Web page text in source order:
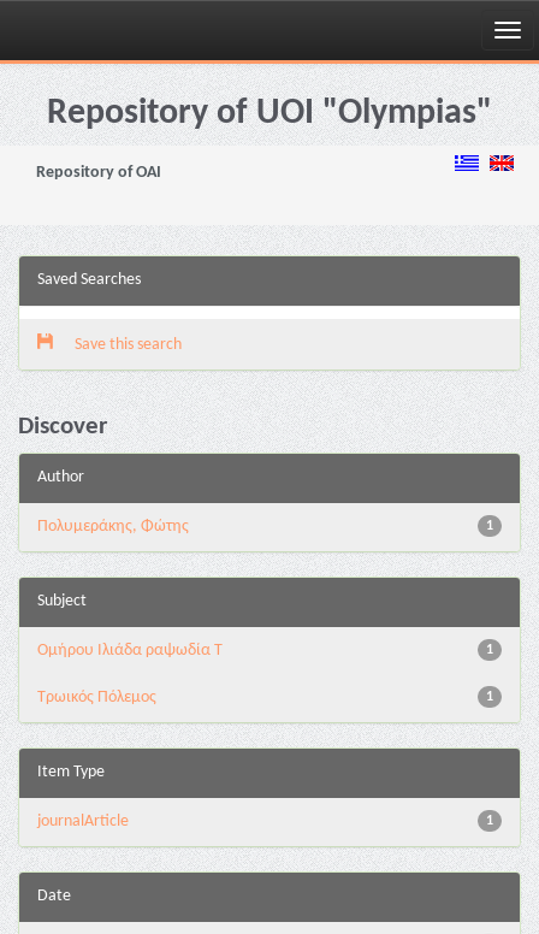
Skip
navigationRepository of UOI "Olympias"
Repository of OAI
Saved Searches
Save this search
Discover
Author
1
Πολυμεράκης, Φώτης
Subject
1
Ομήρου Ιλιάδα ραψωδία Τ
1
Τρωικός Πόλεμος
Item Type
1
journalArticle
Date